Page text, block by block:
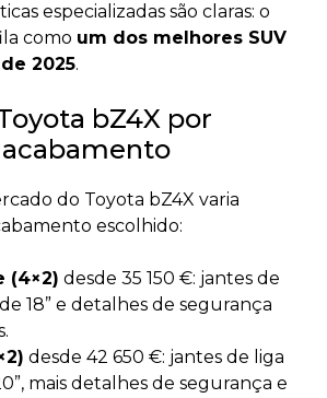
especializadas são claras: o
como um dos melhores SUV
2025.
bZ4X por
do Toyota bZ4X varia
escolhido:
(4×2) desde 35 150 €: jantes de
18” e detalhes de segurança
desde 42 650 €: jantes de liga
mais detalhes de segurança e